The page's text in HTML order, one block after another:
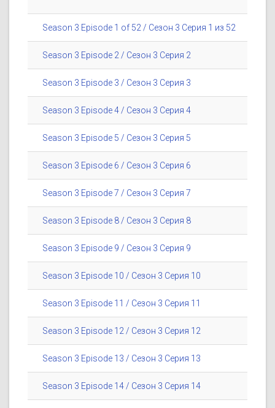
Season 3 Episode 1 of 52 / Сезон 3 Серия 1 из 52
Season 3 Episode 2 / Сезон 3 Серия 2
Season 3 Episode 3 / Сезон 3 Серия 3
Season 3 Episode 4 / Сезон 3 Серия 4
Season 3 Episode 5 / Сезон 3 Серия 5
Season 3 Episode 6 / Сезон 3 Серия 6
Season 3 Episode 7 / Сезон 3 Серия 7
Season 3 Episode 8 / Сезон 3 Серия 8
Season 3 Episode 9 / Сезон 3 Серия 9
Season 3 Episode 10 / Сезон 3 Серия 10
Season 3 Episode 11 / Сезон 3 Серия 11
Season 3 Episode 12 / Сезон 3 Серия 12
Season 3 Episode 13 / Сезон 3 Серия 13
Season 3 Episode 14 / Сезон 3 Серия 14